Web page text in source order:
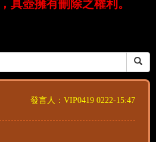
真壺擁有刪除之權利。
發言人：VIP0419 0222-15:47